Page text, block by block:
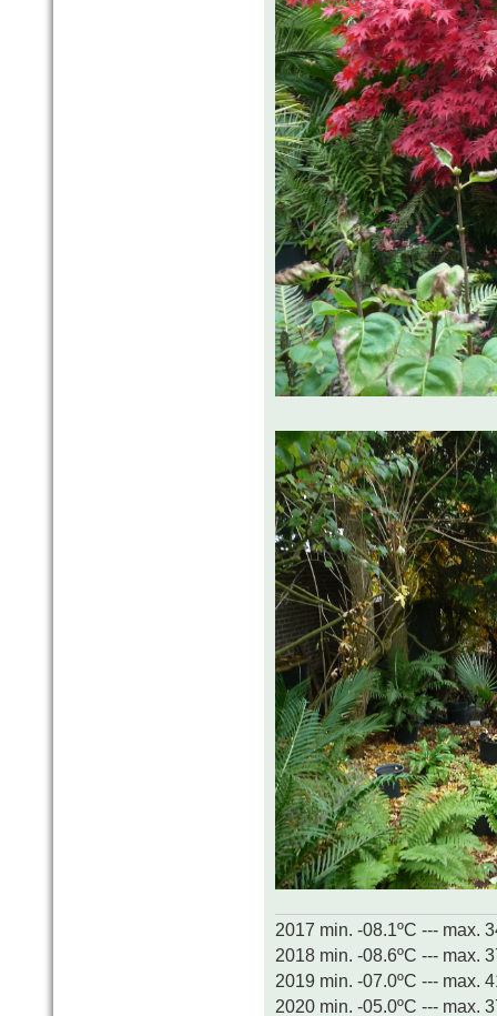
2017 min. -08.1ºC --- max.
2018 min. -08.6ºC --- max.
2019 min. -07.0ºC --- max.
2020 min. -05.0ºC --- max.